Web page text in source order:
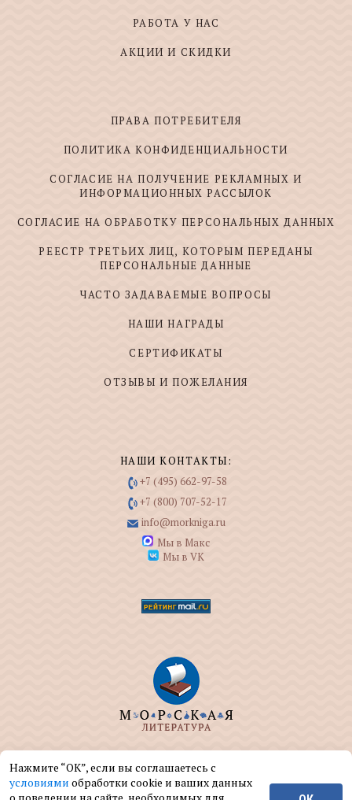
РАБОТА У НАС
АКЦИИ И СКИДКИ
ПРАВА ПОТРЕБИТЕЛЯ
ПОЛИТИКА КОНФИДЕНЦИАЛЬНОСТИ
СОГЛАСИЕ НА ПОЛУЧЕНИЕ РЕКЛАМНЫХ И
ИНФОРМАЦИОННЫХ РАССЫЛОК
СОГЛАСИЕ НА ОБРАБОТКУ ПЕРСОНАЛЬНЫХ ДАННЫХ
РЕЕСТР ТРЕТЬИХ ЛИЦ, КОТОРЫМ ПЕРЕДАНЫ
ПЕРСОНАЛЬНЫЕ ДАННЫЕ
ЧАСТО ЗАДАВАЕМЫЕ ВОПРОСЫ
НАШИ НАГРАДЫ
СЕРТИФИКАТЫ
ОТЗЫВЫ И ПОЖЕЛАНИЯ
НАШИ КОНТАКТЫ:
+7 (495) 662-97-58
+7 (800) 707-52-17
info@morkniga.ru
Мы в Макс
Мы в VK
ООО "МОРКНИГА" занимается изданием и
реализацией книг на морскую тематику.
Нажмите “ОК”, если вы соглашаетесь с
условиями обработки cookie и ваших данных